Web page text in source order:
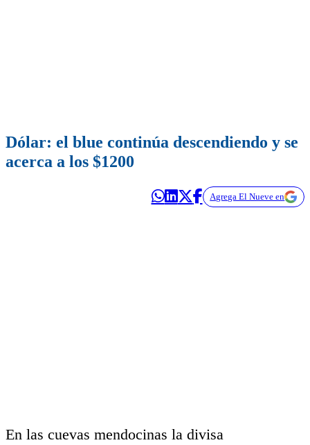
Dólar: el blue continúa descendiendo y se
acerca a los $1200
Agrega El Nueve en
En las cuevas mendocinas la divisa